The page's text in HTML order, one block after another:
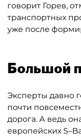
говорит Горев,
транспортных
уже после
Большой
Эксперты давно
почти
дорога. А ведь
европейских